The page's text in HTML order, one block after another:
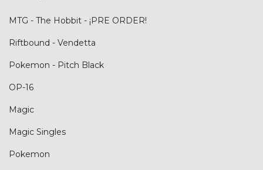
MTG - The Hobbit - ¡PRE ORDER!
Riftbound - Vendetta
Pokemon - Pitch Black
OP-16
Magic
Magic Singles
Pokemon